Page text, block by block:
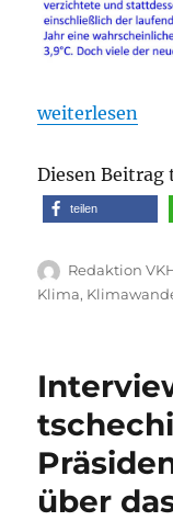
weiterlesen
Diesen Beitrag
teilen
Autor
Redaktion
Klima,
über